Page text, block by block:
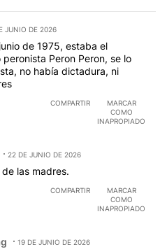
JUNIO DE 2026
de 1975, estaba el
Peron Peron, se lo
no había dictadura, ni
COMPARTIR
MARCAR
COMO
INAPROPIADO
22 DE JUNIO DE 2026
las madres.
COMPARTIR
MARCAR
COMO
INAPROPIADO
19 DE JUNIO DE 2026